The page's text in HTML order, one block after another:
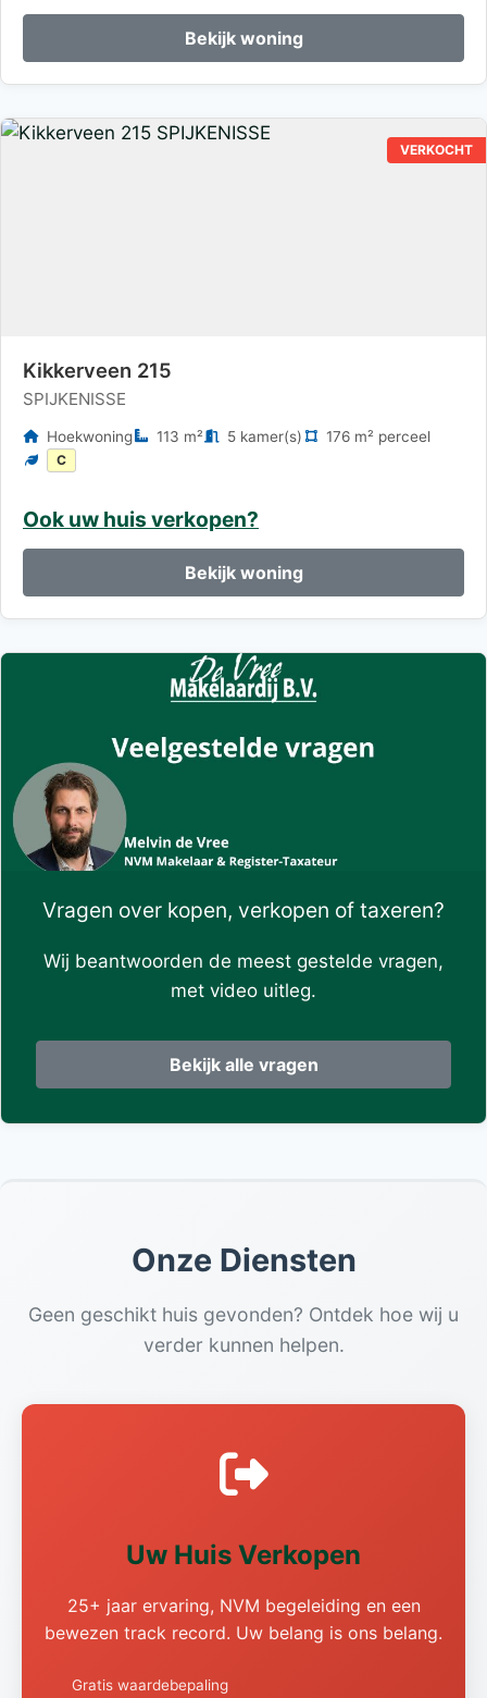
Bekijk woning
VERKOCHT
Kikkerveen 215
SPIJKENISSE
Hoekwoning 113 m² 5 kamer(s) 176 m² perceel
C
Ook uw huis verkopen?
Bekijk woning
Vragen over kopen, verkopen of taxeren?
Wij beantwoorden de meest gestelde vragen,
met video uitleg.
Bekijk alle vragen
Onze Diensten
Geen geschikt huis gevonden? Ontdek hoe wij u
verder kunnen helpen.
Uw Huis Verkopen
25+ jaar ervaring, NVM begeleiding en een
bewezen track record. Uw belang is ons belang.
Gratis waardebepaling